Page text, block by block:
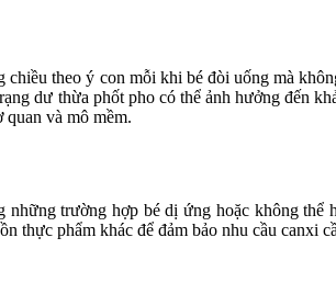
theo ý con mỗi khi bé đòi uống mà
dư thừa phốt pho có thể ảnh hưởng đến
quan và mô mềm.
trường hợp bé dị ứng hoặc không
thực phẩm khác để đảm bảo nhu cầu canxi